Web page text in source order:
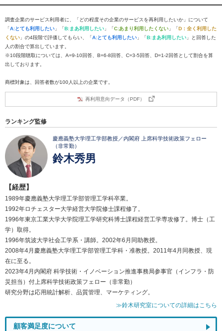
調査企業のサービス利用者に、「どの程度その企業のサービスを再利用したいか」について
「A:とても利用したい 」「B:まあ利用したい 」「C:あまり利用したくない 」「D：全く利用した
くない 」の4段階で評価してもらい、「A:とても利用したい 」「B:まあ利用したい 」と回答した
人の割合で算出しています。
※10段階聴取については、A=9-10回答、B=6-8回答、C=3-5回答、D=1-2回答として割合を算
出しております。
商標対象は、回答者数が100人以上の企業です。
再利用意向データ（PDF）
ランキング監修
慶應義塾大学理工学部教授／内閣府 上席科学技術政策フェロー
（非常勤）
鈴木秀男
【経歴】
1989年慶應義塾大学理工学部管理工学科卒業。
1992年ロチェスター大学経営大学院修士課程修了。
1996年東京工業大学大学院理工学研究科博士課程経営工学専攻修了。博士（工
学）取得。
1996年筑波大学社会工学系・講師。2002年6月同助教授。
2008年4月慶應義塾大学理工学部管理工学科・准教授。2011年4月同教授、現
在に至る。
2023年4月内閣府 科学技術・イノベーション推進事務局参事官（インフラ・防
災担当）付上席科学技術政策フェロー（非常勤）
研究分野は応用統計解析、品質管理、マーケティング。
≫鈴木研究室についての詳細はこちら
顧客満足度について